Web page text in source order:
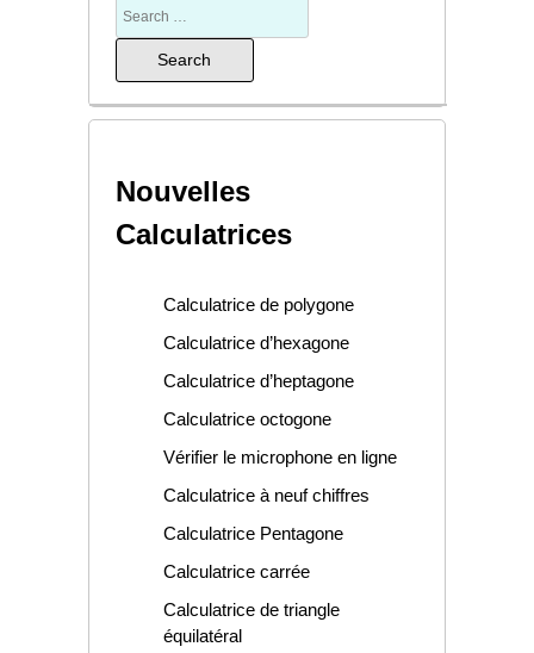
Nouvelles
Calculatrices
Calculatrice de polygone
Calculatrice d’hexagone
Calculatrice d’heptagone
Calculatrice octogone
Vérifier le microphone en ligne
Calculatrice à neuf chiffres
Calculatrice Pentagone
Calculatrice carrée
Calculatrice de triangle
équilatéral